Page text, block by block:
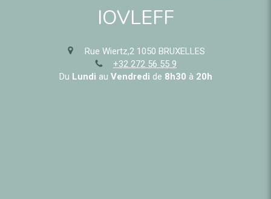
IOVLEFF
Rue Wiertz,2 1050 BRUXELLES
+32 272 56 55 9
Du Lundi au Vendredi de 8h30 à 20h